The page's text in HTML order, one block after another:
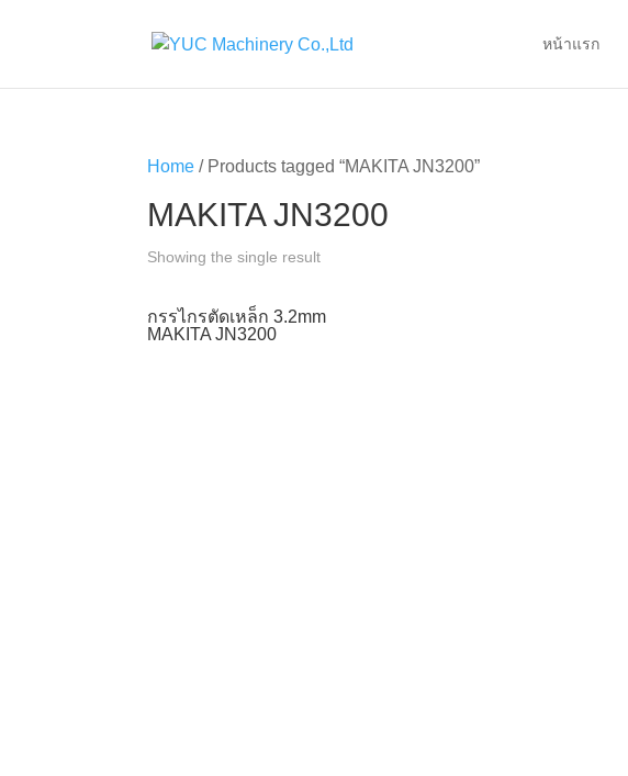
หน้าแรก
Home / Products tagged “MAKITA JN3200”
MAKITA JN3200
Showing the single result
กรรไกรตัดเหล็ก 3.2mm
MAKITA JN3200